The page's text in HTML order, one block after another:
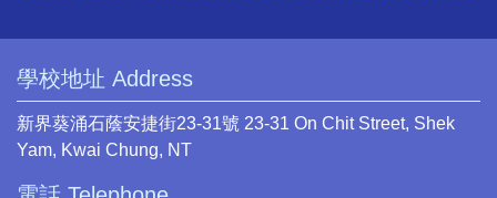
學校地址 Address
新界葵涌石蔭安捷街23-31號 23-31 On Chit Street, Shek
Yam, Kwai Chung, NT